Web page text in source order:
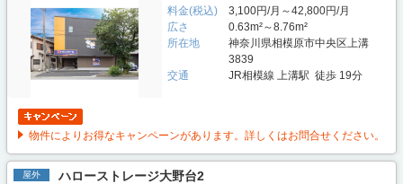
料金(税込)
3,100円/月～42,800円/月
広さ
0.63m²～8.76m²
所在地
神奈川県相模原市中央区上溝
3839
交通
JR相模線 上溝駅 徒歩 19分
物件によりお得なキャンペーンがあります。詳しくはお問合せください。
屋外 ハローストレージ大野台2